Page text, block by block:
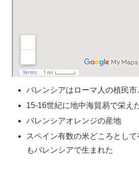
バレンシアはローマ人の植民市
15-16世紀に地中海貿易で栄え
バレンシアオレンジの産地
スペイン有数の米どころとし
もバレンシアで生まれた